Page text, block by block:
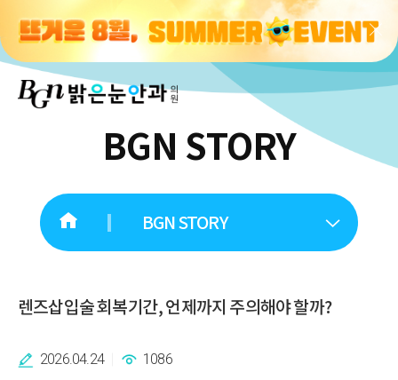
BGN STORY
BGN STORY
렌즈삽입술 회복기간, 언제까지 주의해야 할까?
2026.04.24 1086